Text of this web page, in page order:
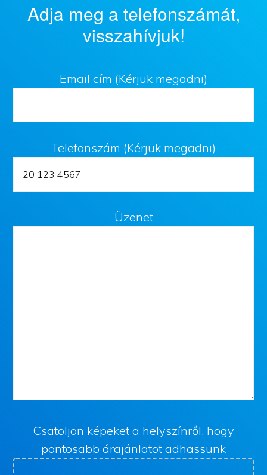
Adja meg a telefonszámát,
visszahívjuk!
Email cím (Kérjük megadni)
Telefonszám (Kérjük megadni)
Üzenet
Csatoljon képeket a helyszínről, hogy
pontosabb árajánlatot adhassunk